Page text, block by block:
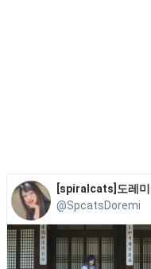
[spiralcats]도레미
@SpcatsDoremi